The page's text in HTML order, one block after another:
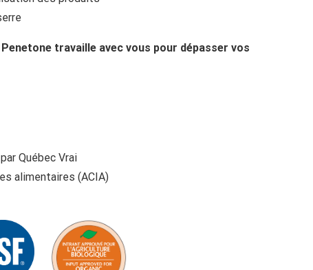
travaille avec vous pour dépasser vos
Québec Vrai
alimentaires (ACIA)